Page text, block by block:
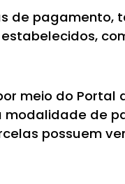
de
meio do Portal
modalidade de
possuem